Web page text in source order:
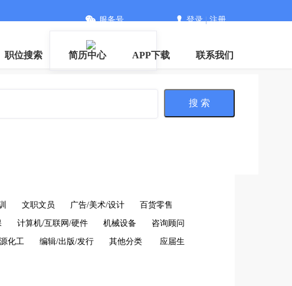
服务号 登录|注册
职位搜索 简历中心 APP下载 联系我们
搜 索
文职文员 广告/美术/设计 百货零售
计算机/互联网/硬件 机械设备 咨询顾问
化工 编辑/出版/发行 其他分类 应届生